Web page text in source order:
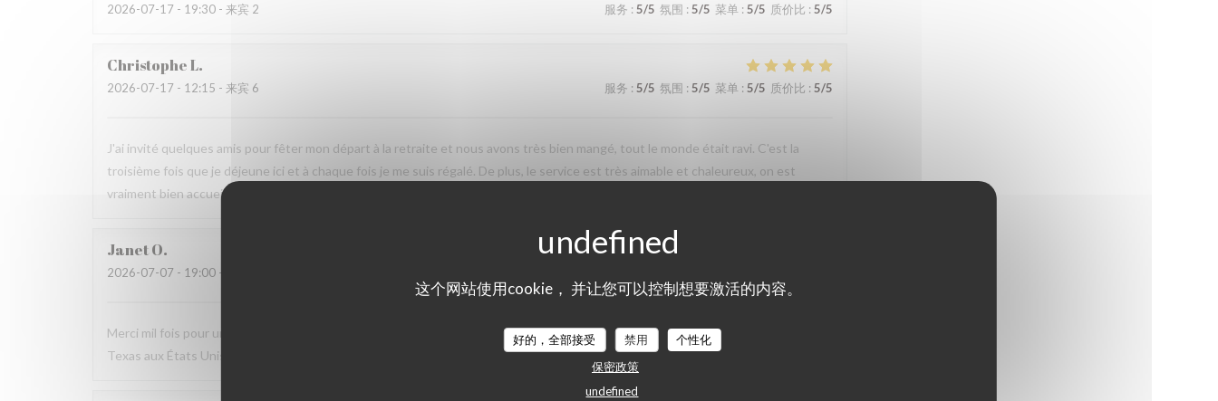
这个网站使用cookie， 并让您可以控制想要激活的内容。
好的，全部接受 禁用
个性化
保密政策
undefined
2026-07-17 - 19:30 - 来宾 2 服务 : 5/5 氛围 : 5/5 菜单: 5/5 质价比 : 5/5
ChristopheL
2026-07-17 - 12:15 - 来宾 6 服务 : 5/5 氛围 : 5/5 菜单: 5/5 质价比 : 5/5
J'ai invité quelques amis pour fêter mon départ à la retraite et nous avons très bien mangé, tout le monde était ravi. C'est la
troisième fois que je déjeune ici et à chaque fois je me suis régalé. De plus, le service est très aimable et chaleureux, on est
vraiment bien accueilli et soignés tout au long du repas. Bref, on passe un très bon moment.
JanetO
2026-07-07 - 19:00 - 来宾 2
Merci mil fois pour une soirée excellente. L’atmosphère et le repas étaient un highlight de notre visite à l’Isle de St. Louis de
Texas aux États Unis.